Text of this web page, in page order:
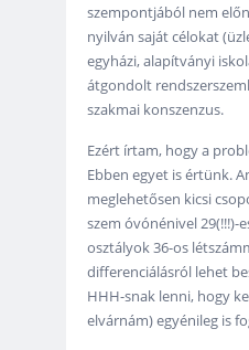
szempontjából nem
nyilván saját célokat
egyházi, alapítványi
átgondolt
szakmai konszenzus.
Ezért írtam, hogy a
Ebben egyet is értünk.
meglehetősen kicsi
szem óvónénivel 29(!!!)-
osztályok 36-os
differenciálásról lehet
HHH-snak lenni, hogy
elvárnám) egyénileg is